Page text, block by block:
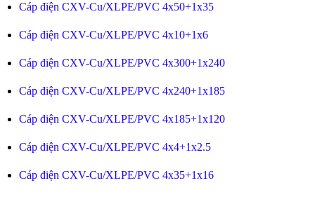
Cáp điện CXV-Cu/XLPE/PVC 4x50+1x35
Cáp điện CXV-Cu/XLPE/PVC 4x10+1x6
Cáp điện CXV-Cu/XLPE/PVC 4x300+1x240
Cáp điện CXV-Cu/XLPE/PVC 4x240+1x185
Cáp điện CXV-Cu/XLPE/PVC 4x185+1x120
Cáp điện CXV-Cu/XLPE/PVC 4x4+1x2.5
Cáp điện CXV-Cu/XLPE/PVC 4x35+1x16